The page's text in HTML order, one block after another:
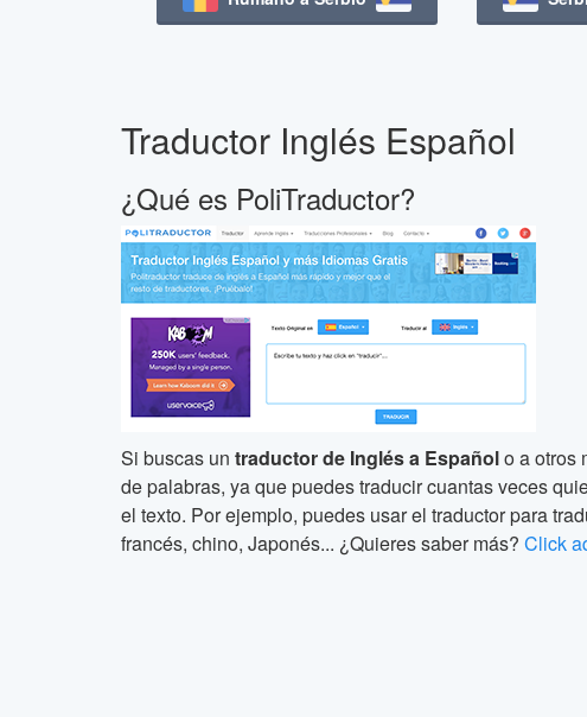
Traductor Inglés Español
¿Qué es PoliTraductor?
Si buscas un traductor de Inglés a Españolo a otros
de palabras, ya que puedes traducir cuantas veces
el texto. Por ejemplo, puedes usar el traductor para
francés, chino, Japonés... ¿Quieres saber más? Click